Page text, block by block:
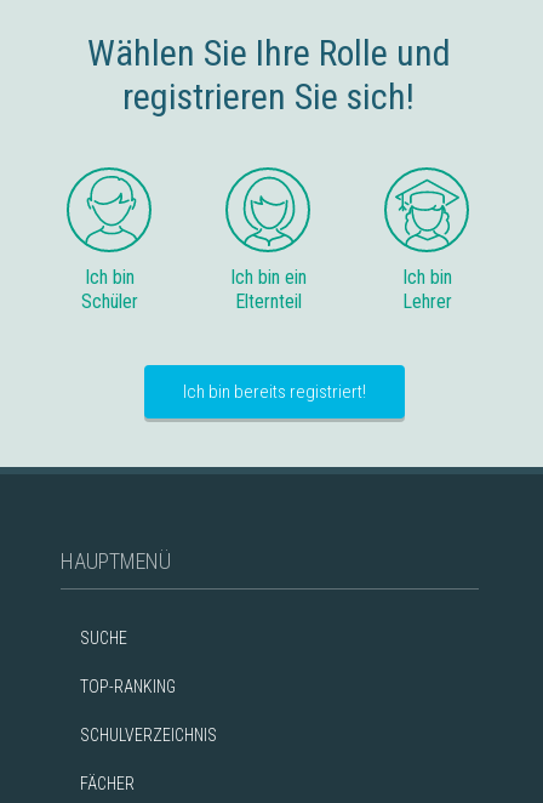
Wählen Sie Ihre Rolle und
registrieren Sie sich!
Ich bin
Schüler
Ich bin ein
Elternteil
Ich bin
Lehrer
Ich bin bereits registriert!
HAUPTMENÜ
SUCHE
TOP-RANKING
SCHULVERZEICHNIS
FÄCHER